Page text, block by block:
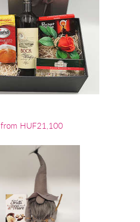
from HUF21,100